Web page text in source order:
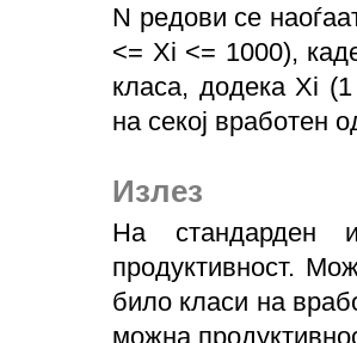
N редови се
<= Xi <= 1000),
класа, додека Xi
на секој вработен
Излез
На стандарден
продуктивност.
било класи на
можна